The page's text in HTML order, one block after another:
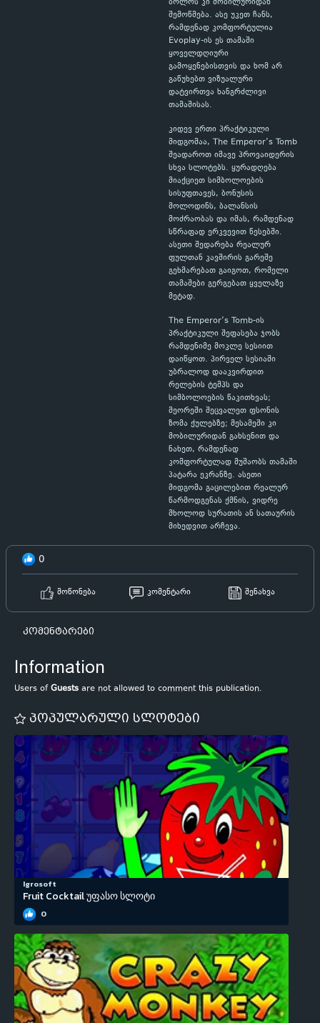
ბოლოს კი მობილურიდან
შემოწმება. ასე უკეთ ჩანს,
რამდენად კომფორტულია
Evoplay-ის ეს თამაში
ყოველდღიური
გამოყენებისთვის და ხომ არ
გაწუხებთ ვიზუალური
დატვირთვა ხანგრძლივი
თამაშისას.
კიდევ ერთი პრაქტიკული
მიდგომაა, The Emperor’s Tomb
შეადაროთ იმავე პროვაიდერის
სხვა სლოტებს. ყურადღება
მიაქციეთ სიმბოლოების
სისუფთავეს, ბონუსის
მოლოდინს, ბალანსის
მოძრაობას და იმას, რამდენად
სწრაფად ერკვევით წესებში.
ასეთი შედარება რეალურ
ფულთან კავშირის გარეშე
გეხმარებათ გაიგოთ, რომელი
თამაშები გერგებათ ყველაზე
მეტად.
The Emperor’s Tomb-ის
პრაქტიკული შეფასება ჯობს
რამდენიმე მოკლე სესიით
დაიწყოთ. პირველ სესიაში
უბრალოდ დააკვირდით
რელების ტემპს და
სიმბოლოების წაკითხვას;
მეორეში შეცვალეთ ფსონის
ზომა ქულებზე; მესამეში კი
მობილურიდან გახსენით და
ნახეთ, რამდენად
კომფორტულად მუშაობს თამაში
პატარა ეკრანზე. ასეთი
მიდგომა გაცილებით რეალურ
წარმოდგენას ქმნის, ვიდრე
მხოლოდ სურათის ან სათაურის
მიხედვით არჩევა.
0
მოწონება კომენტარი შენახვა
კომენტარები
Information
Users ofGuests are not allowed to comment this publication.
პოპულარული სლოტები
Igrosoft
Fruit Cocktail უფასო სლოტი
0